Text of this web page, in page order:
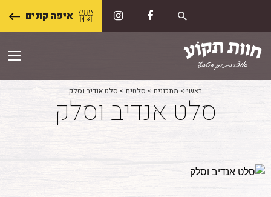
content
איפה קונים
ראשי > מתכונים > סלטים > סלט אנדיב וסלק
סלט אנדיב וסלק